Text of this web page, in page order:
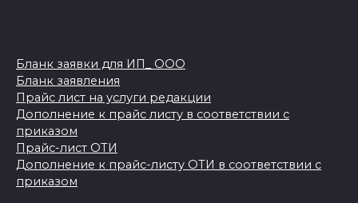
Бланк заявки для ИП_ ООО
Бланк заявления
Прайс лист на услуги редакции
Дополнение к прайс листу в соответствии с
приказом
Прайс-лист ОТИ
Дополнение к прайс-листу ОТИ в соответствии с
приказом